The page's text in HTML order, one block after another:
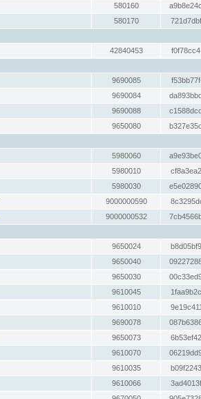
580160
580170
42840453
9690085
9690084
9690088
9650080
5980060
5980010
5980030
9000000590
9000000532
9650024
9650040
9650030
9610045
9610010
9690078
9650073
9610070
9610035
9610066